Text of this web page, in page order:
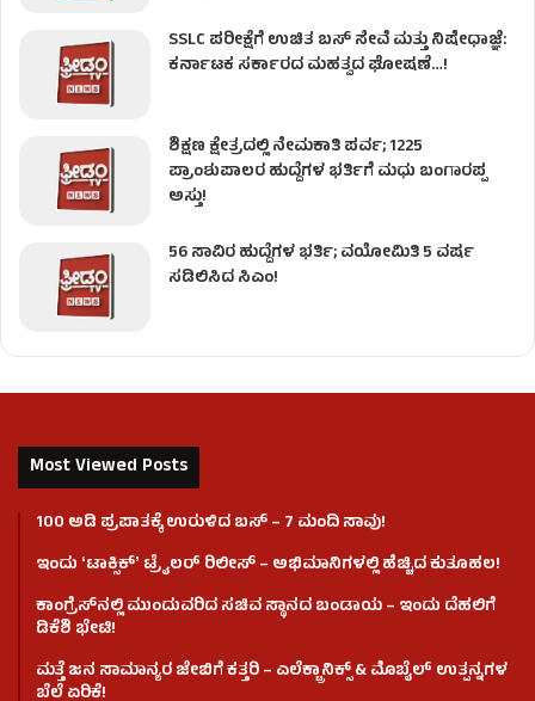
SSLC ಪರೀಕ್ಷೆಗೆ ಉಚಿತ ಬಸ್ ಸೇವೆ ಮತ್ತು ನಿಷೇಧಾಜ್ಞೆ:
ಕರ್ನಾಟಕ ಸರ್ಕಾರದ ಮಹತ್ವದ ಘೋಷಣೆ…!
ಶಿಕ್ಷಣ ಕ್ಷೇತ್ರದಲ್ಲಿ ನೇಮಕಾತಿ ಪರ್ವ; 1225
ಪ್ರಾಂಶುಪಾಲರ ಹುದ್ದೆಗಳ ಭರ್ತಿಗೆ ಮಧು ಬಂಗಾರಪ್ಪ
ಅಸ್ತು!
56 ಸಾವಿರ ಹುದ್ದೆಗಳ ಭರ್ತಿ; ವಯೋಮಿತಿ 5 ವರ್ಷ
ಸಡಿಲಿಸಿದ ಸಿಎಂ!
Most Viewed Posts
100 ಅಡಿ ಪ್ರಪಾತಕ್ಕೆ ಉರುಳಿದ ಬಸ್‌ – 7 ಮಂದಿ ಸಾವು!
ಇಂದು ʻಟಾಕ್ಸಿಕ್ʼ ಟ್ರೈಲರ್ ರಿಲೀಸ್‌ – ಅಭಿಮಾನಿಗಳಲ್ಲಿ ಹೆಚ್ಚಿದ ಕುತೂಹಲ!
ಕಾಂಗ್ರೆಸ್​ನಲ್ಲಿ ಮುಂದುವರಿದ ಸಚಿವ ಸ್ಥಾನದ ಬಂಡಾಯ – ಇಂದು ದೆಹಲಿಗೆ
ಡಿಕೆಶಿ ಭೇಟಿ!
ಮತ್ತೆ ಜನ ಸಾಮಾನ್ಯರ ಜೇಬಿಗೆ ಕತ್ತರಿ – ಎಲೆಕ್ಟ್ರಾನಿಕ್ಸ್ & ಮೊಬೈಲ್ ಉತ್ಪನ್ನಗಳ
ಬೆಲೆ ಏರಿಕೆ!